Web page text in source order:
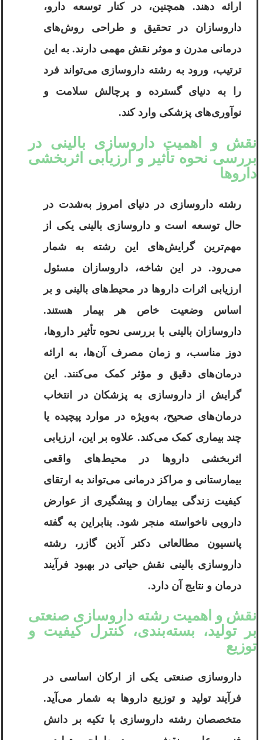
ارائه دهند. همچنین، در کنار توسعه دارو،
داروسازان در تحقیق و طراحی روش‌های
درمانی مدرن و موثر نقش مهمی دارند. به این
ترتیب، ورود به رشته داروسازی می‌تواند فرد
را به دنیای گسترده و پرچالش سلامت و
نوآوری‌های پزشکی وارد کند.
نقش و اهمیت داروسازی بالینی در
بررسی نحوه تأثیر و ارزیابی اثربخشی
داروها
رشته داروسازی در دنیای امروز به‌شدت در
حال توسعه است و داروسازی بالینی یکی از
مهم‌ترین گرایش‌های این رشته به شمار
می‌رود. در این شاخه، داروسازان مسئول
ارزیابی اثرات داروها در محیط‌های بالینی و بر
اساس وضعیت خاص هر بیمار هستند.
داروسازان بالینی با بررسی نحوه تأثیر داروها،
دوز مناسب، و زمان مصرف آن‌ها، به ارائه
درمان‌های دقیق و مؤثر کمک می‌کنند. این
گرایش از داروسازی به پزشکان در انتخاب
درمان‌های صحیح، به‌ویژه در موارد پیچیده یا
چند بیماری کمک می‌کند. علاوه بر این، ارزیابی
اثربخشی داروها در محیط‌های واقعی
بیمارستانی و مراکز درمانی می‌تواند به ارتقای
کیفیت زندگی بیماران و پیشگیری از عوارض
دارویی ناخواسته منجر شود. بنابراین به گفته
پانسیون مطالعاتی دکتر آذین گازر، رشته
داروسازی بالینی نقش حیاتی در بهبود فرآیند
درمان و نتایج آن دارد.
نقش و اهمیت رشته داروسازی صنعتی
بر تولید، بسته‌بندی، کنترل کیفیت و
توزیع
داروسازی صنعتی یکی از ارکان اساسی در
فرآیند تولید و توزیع داروها به شمار می‌آید.
متخصصان رشته داروسازی با تکیه بر دانش